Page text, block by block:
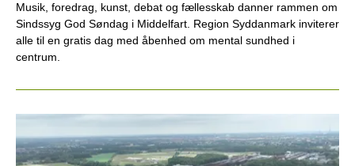
Musik, foredrag, kunst, debat og fællesskab danner rammen om
Sindssyg God Søndag i Middelfart. Region Syddanmark inviterer
alle til en gratis dag med åbenhed om mental sundhed i
centrum.